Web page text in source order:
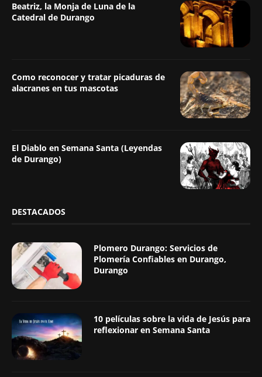
Beatriz, la Monja de Luna de la
Catedral de Durango
Como reconocer y tratar picaduras de
alacranes en tus mascotas
El Diablo en Semana Santa (Leyendas
de Durango)
DESTACADOS
Plomero Durango: Servicios de
Plomería Confiables en Durango,
Durango
10 películas sobre la vida de Jesús para
reflexionar en Semana Santa